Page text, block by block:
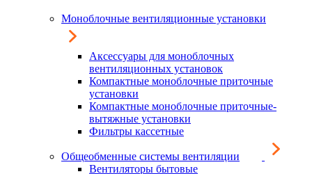
Моноблочные вентиляционные установки
Аксессуары для моноблочных
вентиляционных установок
Компактные моноблочные приточные
установки
Компактные моноблочные приточные-
вытяжные установки
Фильтры кассетные
Общеобменные системы вентиляции
Вентиляторы бытовые